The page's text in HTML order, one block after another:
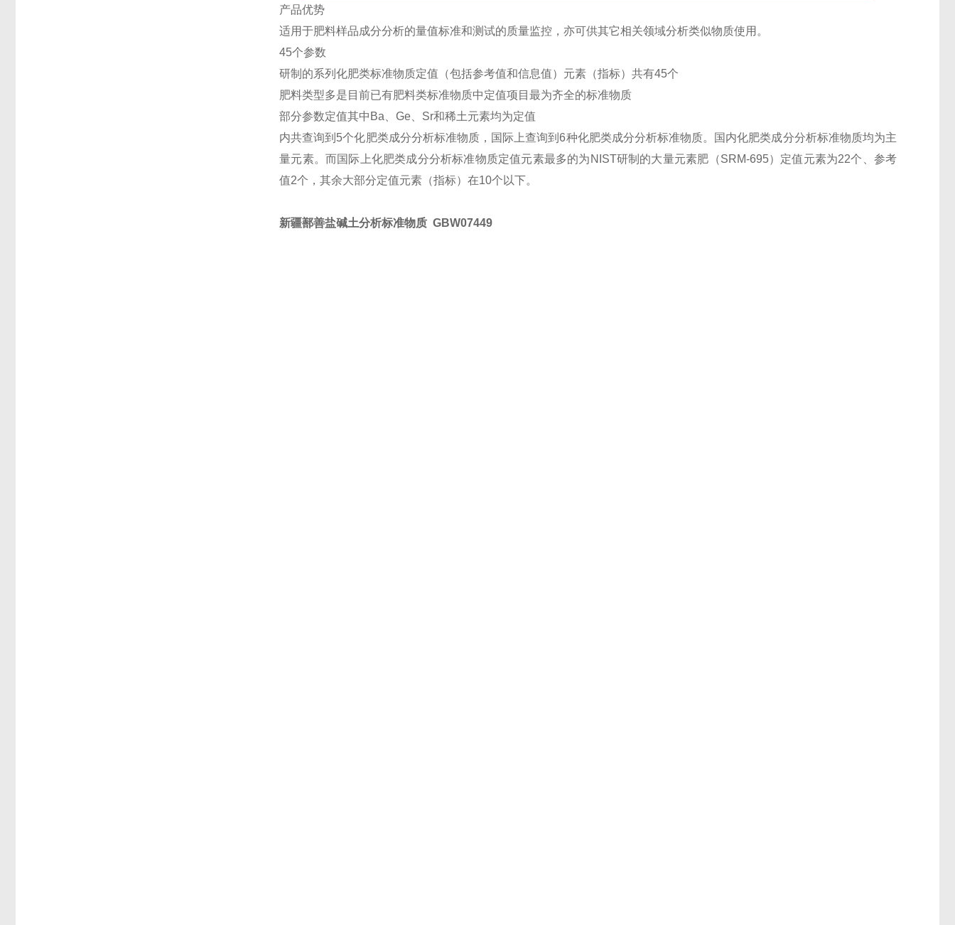
产品优势
适用于肥料样品成分分析的量值标准和测试的质量监控，亦可供其它相关领域分析类似物质使用。
45个参数
研制的系列化肥类标准物质定值（包括参考值和信息值）元素（指标）共有45个
肥料类型多是目前已有肥料类标准物质中定值项目最为齐全的标准物质
部分参数定值其中Ba、Ge、Sr和稀土元素均为定值
内共查询到5个化肥类成分分析标准物质，国际上查询到6种化肥类成分分析标准物质。国内化肥类成分分析标准物质均为主
量元素。而国际上化肥类成分分析标准物质定值元素最多的为NIST研制的大量元素肥（SRM-695）定值元素为22个、参考
值2个，其余大部分定值元素（指标）在10个以下。
新疆鄯善盐碱土分析标准物质 GBW07449